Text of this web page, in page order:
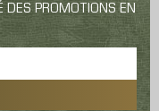
DES PROMOTIONS EN